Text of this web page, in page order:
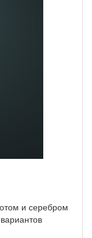
и серебром